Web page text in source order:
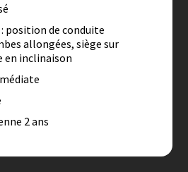
position de conduite
allongées, siège sur
en inclinaison
2 ans